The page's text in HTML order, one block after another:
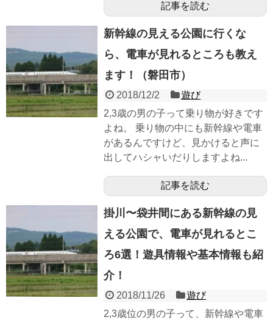
記事を読む
新幹線の見える公園に行くな
ら、電車が見れるところも教え
ます！（磐田市）
2018/12/2
遊び
2,3歳の男の子って乗り物が好きです
よね。 乗り物の中にも新幹線や電車
があるんですけど、見かけると声に
出してハシャいだりしますよね...
記事を読む
掛川〜袋井間にある新幹線の見
える公園で、電車が見れるとこ
ろ6選！遊具情報や基本情報も紹
介！
2018/11/26
遊び
2,3歳位の男の子って、新幹線や電車